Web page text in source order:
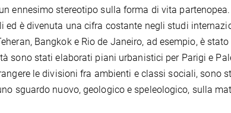
ennesimo stereotipo sulla forma di vita
ed è divenuta una cifra costante negli studi
Bangkok e Rio de Janeiro, ad esempio, è
sono stati elaborati piani urbanistici per Parigi e
le divisioni fra ambienti e classi sociali, sono
sguardo nuovo, geologico e speleologico, sulla